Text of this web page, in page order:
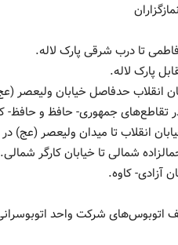
تا درب شرقی پارک لاله.
پارک لاله.
انقلاب حدفاصل خیابان ولیعصر
تقاطع‌های جمهوری- حافظ و حافظ-
انقلاب تا میدان ولیعصر (عج)
شمالی تا خیابان کارگر شمالی.
آزادی- کاوه.
اتوبوس‌های شرکت واحد